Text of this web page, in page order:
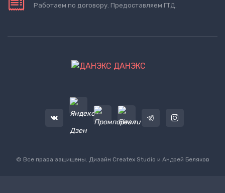
Работаем по договору. Предоставляем ГТД.
ДАНЭКС
© Все права защищены. Дизайн Createx Studio и Андрей Беляков